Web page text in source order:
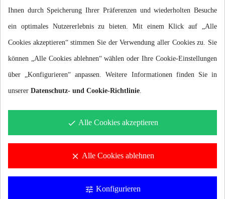
Durchführung von Übungen zur Vorbeugung von
Schulterverletzungen sowie für eine Vielzahl von ergänzenden
Muskelstraffungsübungen empfohlen
Ihnen durch Speicherung Ihrer Präferenzen und wiederholten Besuche
ein optimales Nutzererlebnis zu bieten. Mit einem Klick auf „Alle
Cookies akzeptieren“ stimmen Sie der Verwendung aller Cookies zu. Sie
können „Alle Cookies ablehnen“ wählen oder Ihre Cookie-Einstellungen
über „Konfigurieren“ anpassen. Weitere Informationen finden Sie in
unserer Datenschutz- und Cookie-Richtlinie.
done Alle Cookies akzeptieren
clear Alle Cookies ablehnen
tune Konfigurieren